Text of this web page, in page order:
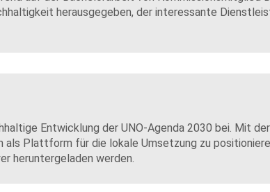
herausgegeben, der interessante
Entwicklung der UNO-Agenda 2030 bei. Mit
Plattform für die lokale Umsetzung zu
heruntergeladen werden.